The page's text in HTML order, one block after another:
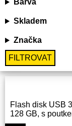
Barva
Skladem
Značka
FILTROVAT
Flash disk USB
128 GB, s